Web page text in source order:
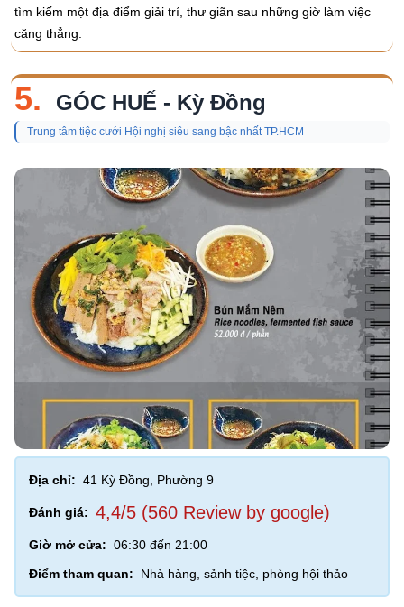
tìm kiếm một địa điểm giải trí, thư giãn sau những giờ làm việc
căng thẳng.
5. GÓC HUẾ - Kỳ Đồng
Trung tâm tiệc cưới Hội nghị siêu sang bậc nhất TP.HCM
Địa chỉ: 41 Kỳ Đồng, Phường 9
Đánh giá: 4,4/5 (560 Review by google)
Giờ mở cửa: 06:30 đến 21:00
Điểm tham quan:
Nhà hàng, sảnh tiệc, phòng hội thảo